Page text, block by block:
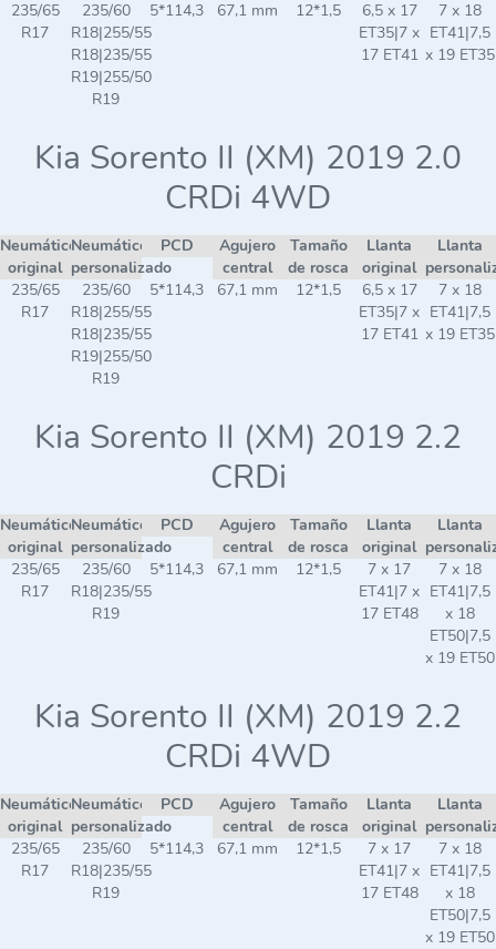
235/65
R17
235/60
R18|255/55
R18|235/55
R19|255/50
R19
5*114,3 67,1 mm 12*1,5
6,5 x 17
ET35|7 x
17 ET41
7 x 18
ET41|7,5
x 19 ET35
Kia Sorento II (XM) 2019 2.0
CRDi 4WD
Neumático
original
Neumático
personalizado
PCD
Agujero
central
Tamaño
de rosca
Llanta
original
Llanta
235/65
R17
235/60
R18|255/55
R18|235/55
R19|255/50
R19
5*114,3 67,1 mm 12*1,5
6,5 x 17
ET35|7 x
17 ET41
7 x 18
ET41|7,5
x 19 ET35
Kia Sorento II (XM) 2019 2.2
CRDi
Neumático
original
Neumático
personalizado
PCD
Agujero
central
Tamaño
de rosca
Llanta
original
Llanta
235/65
R17
235/60
R18|235/55
R19
5*114,3 67,1 mm 12*1,5
7 x 17
ET41|7 x
17 ET48
7 x 18
ET41|7,5
x 18
ET50|7,5
x 19 ET50
Kia Sorento II (XM) 2019 2.2
CRDi 4WD
Neumático
original
Neumático
personalizado
PCD
Agujero
central
Tamaño
de rosca
Llanta
original
Llanta
235/65
R17
235/60
R18|235/55
R19
5*114,3 67,1 mm 12*1,5
7 x 17
ET41|7 x
17 ET48
7 x 18
ET41|7,5
x 18
ET50|7,5
x 19 ET50